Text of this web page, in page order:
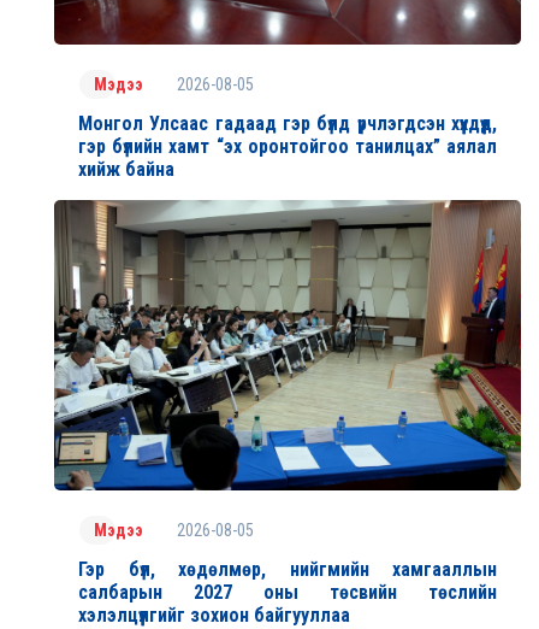
Мэдээ 2026-08-05
Монгол Улсаас гадаад гэр бүлд үрчлэгдсэн хүүхдүүд,
гэр бүлийн хамт “эх оронтойгоо танилцах” аялал
хийж байна
Мэдээ 2026-08-05
Гэр бүл, хөдөлмөр, нийгмийн хамгааллын
салбарын 2027 оны төсвийн төслийн
хэлэлцүүлгийг зохион байгууллаа